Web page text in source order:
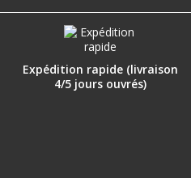
Expédition rapide (livraison
4/5 jours ouvrés)